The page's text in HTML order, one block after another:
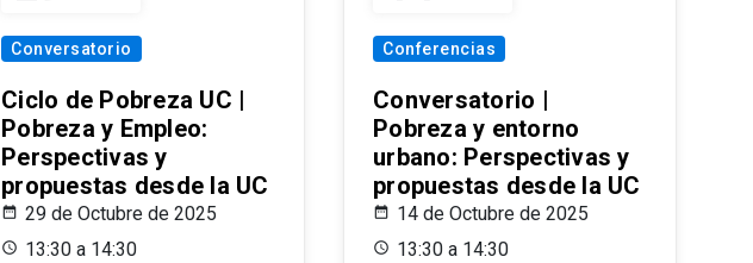
Conversatorio
Ciclo de Pobreza UC |
Pobreza y Empleo:
Perspectivas y
propuestas desde la UC
29 de Octubre de 2025
13:30 a 14:30
Conferencias
Conversatorio |
Pobreza y entorno
urbano: Perspectivas y
propuestas desde la UC
14 de Octubre de 2025
13:30 a 14:30